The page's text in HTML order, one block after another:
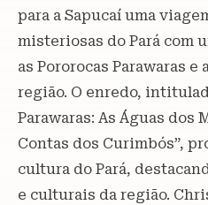
para a Sapucaí uma
misteriosas do Pará com
as Pororocas Parawaras
região. O enredo,
Parawaras: As Águas dos
Contas dos Curimbós”,
cultura do Pará,
e culturais da região.